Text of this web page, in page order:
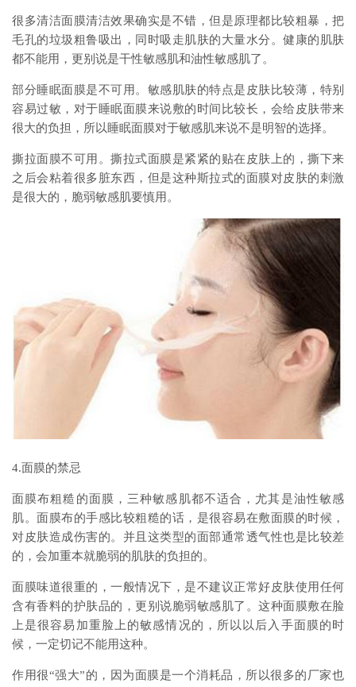
很多清洁面膜清洁效果确实是不错，但是原理都比较粗暴，把
毛孔的垃圾粗鲁吸出，同时吸走肌肤的大量水分。健康的肌肤
都不能用，更别说是干性敏感肌和油性敏感肌了。
部分睡眠面膜是不可用。敏感肌肤的特点是皮肤比较薄，特别
容易过敏，对于睡眠面膜来说敷的时间比较长，会给皮肤带来
很大的负担，所以睡眠面膜对于敏感肌来说不是明智的选择。
撕拉面膜不可用。撕拉式面膜是紧紧的贴在皮肤上的，撕下来
之后会粘着很多脏东西，但是这种斯拉式的面膜对皮肤的刺激
是很大的，脆弱敏感肌要慎用。
4.面膜的禁忌
面膜布粗糙的面膜，三种敏感肌都不适合，尤其是油性敏感
肌。面膜布的手感比较粗糙的话，是很容易在敷面膜的时候，
对皮肤造成伤害的。并且这类型的面部通常透气性也是比较差
的，会加重本就脆弱的肌肤的负担的。
面膜味道很重的，一般情况下，是不建议正常好皮肤使用任何
含有香料的护肤品的，更别说脆弱敏感肌了。这种面膜敷在脸
上是很容易加重脸上的敏感情况的，所以以后入手面膜的时
候，一定切记不能用这种。
作用很“强大”的，因为面膜是一个消耗品，所以很多的厂家也